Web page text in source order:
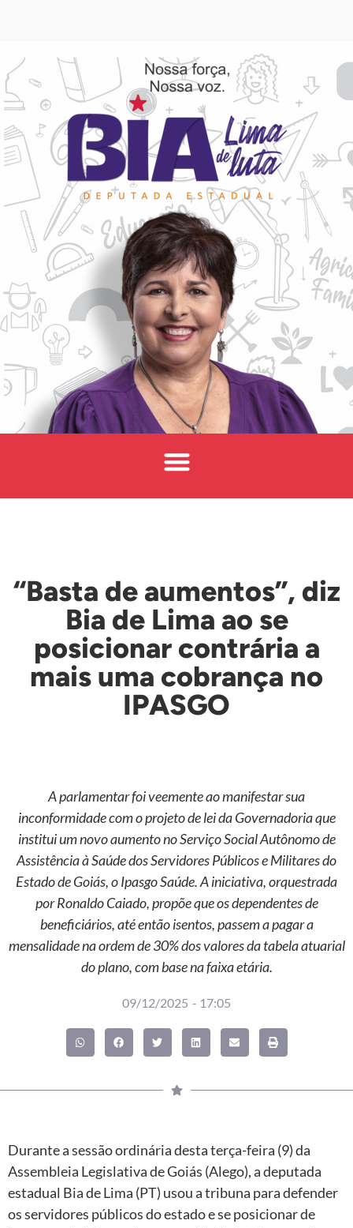
“Basta de aumentos”, diz
Bia de Lima ao se
posicionar contrária a
mais uma cobrança no
IPASGO
A parlamentar foi veemente ao manifestar sua
inconformidade com o projeto de lei da Governadoria que
institui um novo aumento no Serviço Social Autônomo de
Assistência à Saúde dos Servidores Públicos e Militares do
Estado de Goiás, o Ipasgo Saúde. A iniciativa, orquestrada
por Ronaldo Caiado, propõe que os dependentes de
beneficiários, até então isentos, passem a pagar a
mensalidade na ordem de 30% dos valores da tabela atuarial
do plano, com base na faixa etária.
09/12/2025 - 17:05
Durante a sessão ordinária desta terça-feira (9) da
Assembleia Legislativa de Goiás (Alego), a deputada
estadual Bia de Lima (PT) usou a tribuna para defender
os servidores públicos do estado e se posicionar de